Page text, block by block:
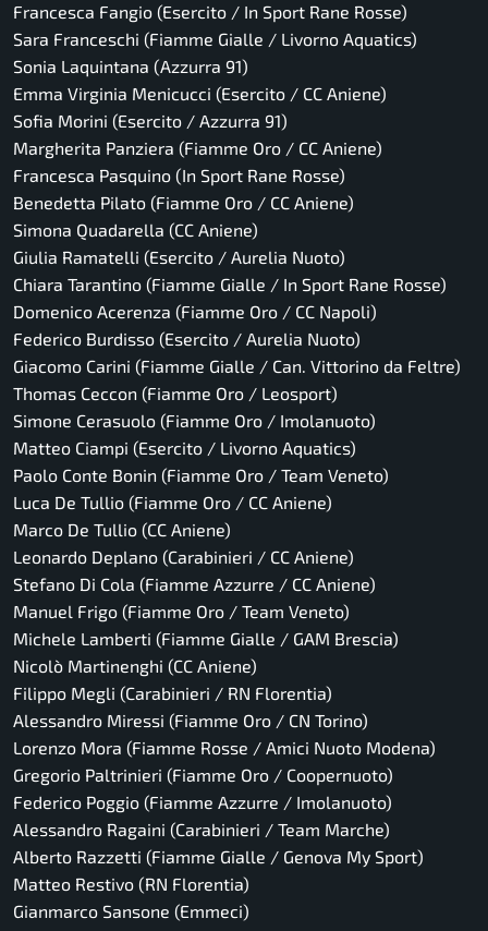
Francesca Fangio (Esercito / In Sport Rane Rosse)
Sara Franceschi (Fiamme Gialle / Livorno Aquatics)
Sonia Laquintana (Azzurra 91)
Emma Virginia Menicucci (Esercito / CC Aniene)
Sofia Morini (Esercito / Azzurra 91)
Margherita Panziera (Fiamme Oro / CC Aniene)
Francesca Pasquino (In Sport Rane Rosse)
Benedetta Pilato (Fiamme Oro / CC Aniene)
Simona Quadarella (CC Aniene)
Giulia Ramatelli (Esercito / Aurelia Nuoto)
Chiara Tarantino (Fiamme Gialle / In Sport Rane Rosse)
Domenico Acerenza (Fiamme Oro / CC Napoli)
Federico Burdisso (Esercito / Aurelia Nuoto)
Giacomo Carini (Fiamme Gialle / Can. Vittorino da Feltre)
Thomas Ceccon (Fiamme Oro / Leosport)
Simone Cerasuolo (Fiamme Oro / Imolanuoto)
Matteo Ciampi (Esercito / Livorno Aquatics)
Paolo Conte Bonin (Fiamme Oro / Team Veneto)
Luca De Tullio (Fiamme Oro / CC Aniene)
Marco De Tullio (CC Aniene)
Leonardo Deplano (Carabinieri / CC Aniene)
Stefano Di Cola (Fiamme Azzurre / CC Aniene)
Manuel Frigo (Fiamme Oro / Team Veneto)
Michele Lamberti (Fiamme Gialle / GAM Brescia)
Nicolò Martinenghi (CC Aniene)
Filippo Megli (Carabinieri / RN Florentia)
Alessandro Miressi (Fiamme Oro / CN Torino)
Lorenzo Mora (Fiamme Rosse / Amici Nuoto Modena)
Gregorio Paltrinieri (Fiamme Oro / Coopernuoto)
Federico Poggio (Fiamme Azzurre / Imolanuoto)
Alessandro Ragaini (Carabinieri / Team Marche)
Alberto Razzetti (Fiamme Gialle / Genova My Sport)
Matteo Restivo (RN Florentia)
Gianmarco Sansone (Emmeci)